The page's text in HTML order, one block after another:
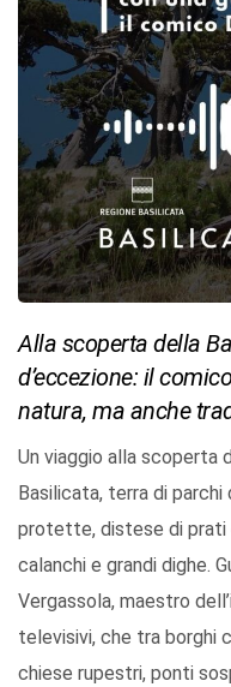
Alla scoperta della
d’eccezione: il
natura, ma anche
Un viaggio alla scoperta
Basilicata, terra di
protette, distese di prati
calanchi e grandi dighe.
Vergassola, maestro
televisivi, che tra borghi
chiese rupestri, ponti